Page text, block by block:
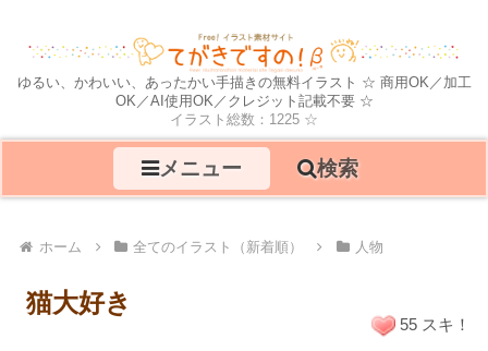
ゆるい、かわいい、あったかい手描きの無料イラスト ☆ 商用OK／加工
OK／AI使用OK／クレジット記載不要 ☆
イラスト総数：1225 ☆
メニュー 検索
ホーム 全てのイラスト（新着順） 人物
猫大好き
55 スキ！